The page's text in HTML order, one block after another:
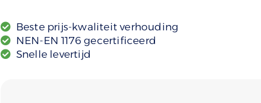
Beste prijs-kwaliteit verhouding
NEN-EN 1176 gecertificeerd
Snelle levertijd